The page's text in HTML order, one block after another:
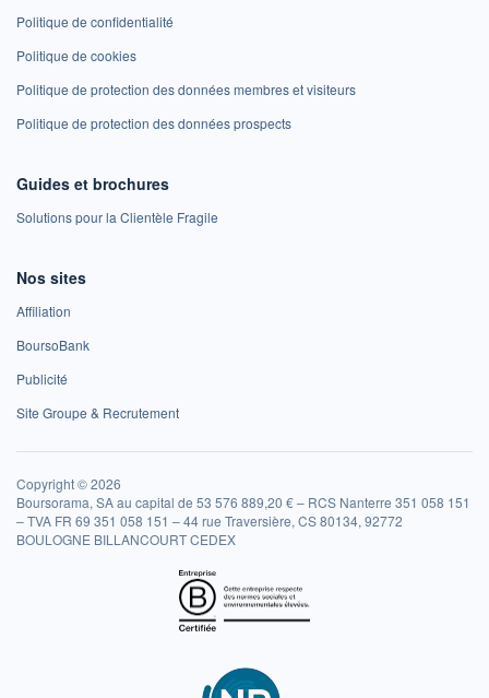
Politique de confidentialité
Politique de cookies
Politique de protection des données membres et visiteurs
Politique de protection des données prospects
Guides et brochures
Solutions pour la Clientèle Fragile
Nos sites
Affiliation
BoursoBank
Publicité
Site Groupe & Recrutement
Copyright © 2026
Boursorama, SA au capital de 53 576 889,20 € – RCS Nanterre 351 058 151
– TVA FR 69 351 058 151 – 44 rue Traversière, CS 80134, 92772
BOULOGNE BILLANCOURT CEDEX